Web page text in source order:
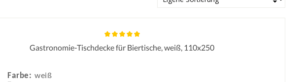
Durchschnittliche Bewertung von 5 von 5 Sternen
Gastronomie-Tischdecke für Biertische, weiß, 110x250
Farbe: weiß